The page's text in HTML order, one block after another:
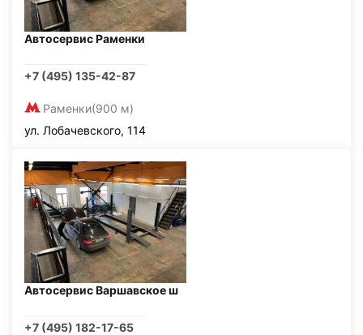
Автосервис Раменки
+7 (495) 135-42-87
Раменки(900 м)
ул. Лобачевского, 114
Автосервис Варшавское ш
+7 (495) 182-17-65